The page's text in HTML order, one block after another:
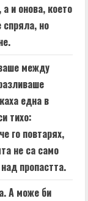
и онова, което
но
между
една в
тихо:
го повтарях,
не са само
пропастта.
А може би